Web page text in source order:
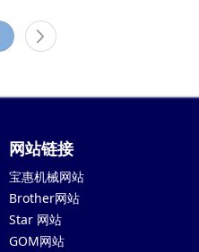
网站链接
宝惠机械网站
Brother网站
Star 网站
GOM网站